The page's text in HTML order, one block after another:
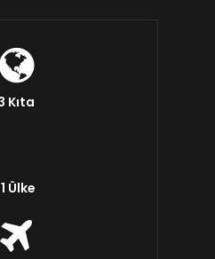
Kıta
Ülke